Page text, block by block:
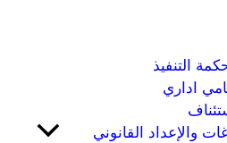
التنفيذ
اداري
والإعداد القانوني